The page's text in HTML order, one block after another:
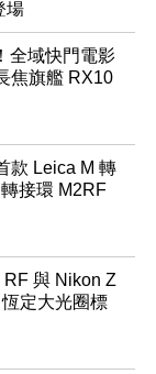
場
全域快門電影
焦旗艦 RX10
款 Leica M 轉
接環 M2RF
RF 與 Nikon Z
定大光圈標